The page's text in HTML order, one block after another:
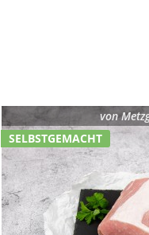
SELBSTGEMACHT
von